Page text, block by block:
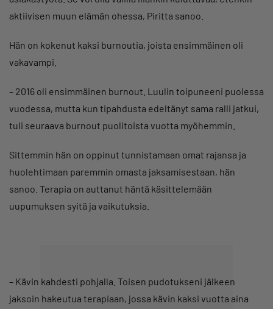
aktiivisen muun elämän ohessa, Piritta sanoo.
Hän on kokenut kaksi burnoutia, joista ensimmäinen oli
vakavampi.
– 2016 oli ensimmäinen burnout. Luulin toipuneeni puolessa
vuodessa, mutta kun tipahdusta edeltänyt sama ralli jatkui,
tuli seuraava burnout puolitoista vuotta myöhemmin.
Sittemmin hän on oppinut tunnistamaan omat rajansa ja
huolehtimaan paremmin omasta jaksamisestaan, hän
sanoo. Terapia on auttanut häntä käsittelemään
uupumuksen syitä ja vaikutuksia.
– Kävin kahdesti pohjalla. Toisen pudotukseni jälkeen
jaksoin hakeutua terapiaan, jossa kävin kaksi vuotta aina